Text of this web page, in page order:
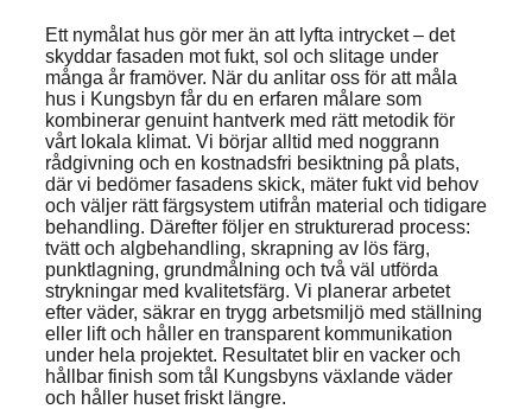
Ett nymålat hus gör mer än att lyfta intrycket – det
skyddar fasaden mot fukt, sol och slitage under
många år framöver. När du anlitar oss för att måla
hus i Kungsbyn får du en erfaren målare som
kombinerar genuint hantverk med rätt metodik för
vårt lokala klimat. Vi börjar alltid med noggrann
rådgivning och en kostnadsfri besiktning på plats,
där vi bedömer fasadens skick, mäter fukt vid behov
och väljer rätt färgsystem utifrån material och tidigare
behandling. Därefter följer en strukturerad process:
tvätt och algbehandling, skrapning av lös färg,
punktlagning, grundmålning och två väl utförda
strykningar med kvalitetsfärg. Vi planerar arbetet
efter väder, säkrar en trygg arbetsmiljö med ställning
eller lift och håller en transparent kommunikation
under hela projektet. Resultatet blir en vacker och
hållbar finish som tål Kungsbyns växlande väder
och håller huset friskt längre.